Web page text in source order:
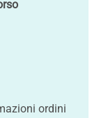
ordini